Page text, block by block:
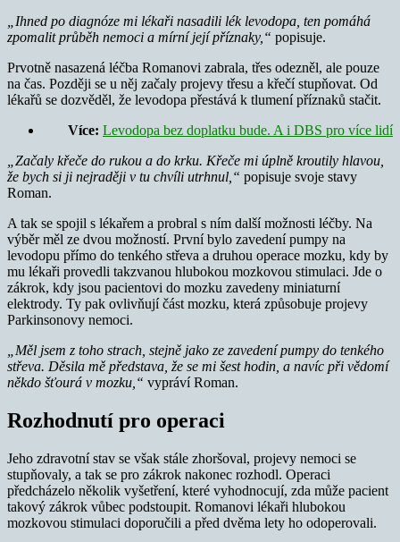
„Ihned po diagnóze mi lékaři nasadili lék levodopa, ten pomáhá
zpomalit průběh nemoci a mírní její příznaky,“ popisuje.
Prvotně nasazená léčba Romanovi zabrala, třes odezněl, ale pouze
na čas. Později se u něj začaly projevy třesu a křečí stupňovat. Od
lékařů se dozvěděl, že levodopa přestává k tlumení příznaků stačit.
Více: Levodopa bez doplatku bude. A i DBS pro více lidí
„Začaly křeče do rukou a do krku. Křeče mi úplně kroutily hlavou,
že bych si ji nejraději v tu chvíli utrhnul,“ popisuje svoje stavy
Roman.
A tak se spojil s lékařem a probral s ním další možnosti léčby. Na
výběr měl ze dvou možností. První bylo zavedení pumpy na
levodopu přímo do tenkého střeva a druhou operace mozku, kdy by
mu lékaři provedli takzvanou hlubokou mozkovou stimulaci. Jde o
zákrok, kdy jsou pacientovi do mozku zavedeny miniaturní
elektrody. Ty pak ovlivňují část mozku, která způsobuje projevy
Parkinsonovy nemoci.
„Měl jsem z toho strach, stejně jako ze zavedení pumpy do tenkého
střeva. Děsila mě představa, že se mi šest hodin, a navíc při vědomí
někdo šťourá v mozku,“ vypráví Roman.
Rozhodnutí pro operaci
Jeho zdravotní stav se však stále zhoršoval, projevy nemoci se
stupňovaly, a tak se pro zákrok nakonec rozhodl. Operaci
předcházelo několik vyšetření, které vyhodnocují, zda může pacient
takový zákrok vůbec podstoupit. Romanovi lékaři hlubokou
mozkovou stimulaci doporučili a před dvěma lety ho odoperovali.